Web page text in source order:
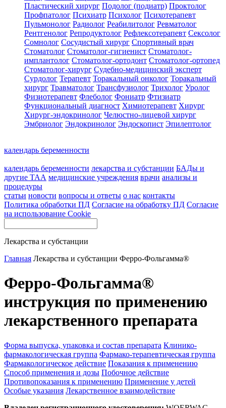
Пластический хирург Подолог (подиатр) Проктолог
Профпатолог Психиатр Психолог Психотерапевт
Пульмонолог Радиолог Реабилитолог Ревматолог
Рентгенолог Репродуктолог Рефлексотерапевт Сексолог
Сомнолог Сосудистый хирург Спортивный врач
Стоматолог Стоматолог-гигиенист Стоматолог-
имплантолог Стоматолог-ортодонт Стоматолог-ортопед
Стоматолог-хирург Судебно-медицинский эксперт
Сурдолог Терапевт Торакальный онколог Торакальный
хирург Травматолог Трансфузиолог Трихолог Уролог
Физиотерапевт Флеболог Фониатр Фтизиатр
Функциональный диагност Химиотерапевт Хирург
Хирург-эндокринолог Челюстно-лицевой хирург
Эмбриолог Эндокринолог Эндоскопист Эпилептолог
календарь беременности
календарь беременности лекарства и субстанции БАДы и
другие ТАА медицинские учреждения врачи анализы и
процедуры
статьи новости вопросы и ответы о нас контакты
Политика обработки ПД Согласие на обработку ПД Согласие
на использование Cookie
Лекарства и субстанции
Главная Лекарства и субстанции Ферро-Фольгамма®
Ферро-Фольгамма®
инструкция по применению
лекарственного препарата
Форма выпуска, упаковка и состав препарата Клинико-
фармакологическая группа Фармако-терапевтическая группа
Фармакологическое действие Показания к применению
Способ применения и дозы Побочное действие
Противопоказания к применению Применение у детей
Особые указания Лекарственное взаимодействие